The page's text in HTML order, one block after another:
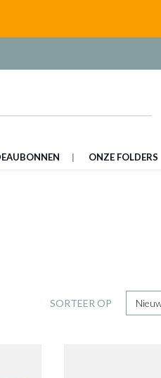
ONZE FOLDERS
SORTEER OP